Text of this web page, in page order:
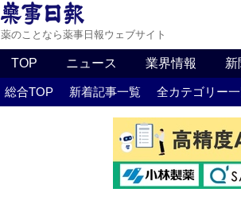
薬のことなら薬事日報ウェブサイト
TOP ニュース 業界情報 新
総合TOP 新着記事一覧 全カテゴリー